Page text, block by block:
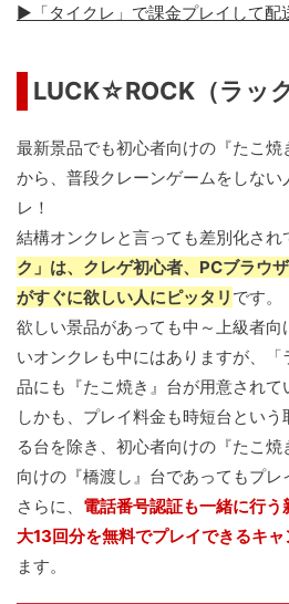
▶「タイクレ」で課金プレイして配
LUCK☆ROCK（ラッ
最新景品でも初心者向けの『たこ焼
から、普段クレーンゲームをしない
レ！
結構オンクレと言っても差別化され
ク」は、クレゲ初心者、PCブラウ
がすぐに欲しい人にピッタリ です。
欲しい景品があっても中～上級者
いオンクレも中にはありますが、
品にも『たこ焼き』台が用意されて
しかも、プレイ料金も時短台とい
る台を除き、初心者向けの『たこ
向けの『橋渡し』台であってもプレ
さらに、 電話番号認証も一緒に行
大13回分を無料でプレイできるキ
ます。